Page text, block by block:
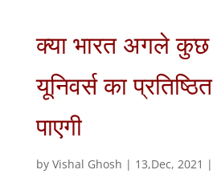
क्या भारत अगले कुछ
यूनिवर्स का
पाएगी
by Vishal Ghosh | 13,Dec, 2021 |